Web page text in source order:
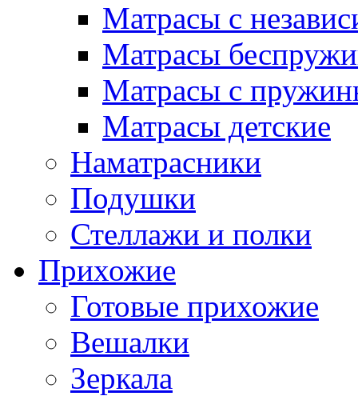
Матрасы с
Матрасы
Матрасы с
Матрасы детские
Наматрасники
Подушки
Стеллажи и полки
Прихожие
Готовые прихожие
Вешалки
Зеркала